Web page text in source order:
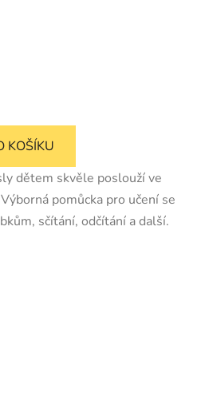
KOŠÍKU
dětem skvěle poslouží ve
pomůcka pro učení se
sčítání, odčítání a další.